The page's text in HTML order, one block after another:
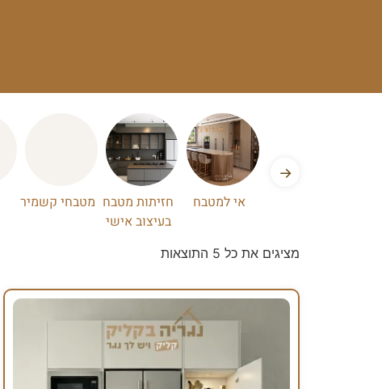
אי למטבח
חזיתות מטבח
בעיצוב אישי
מטבחי קשמיר
→
מציגים את כל ⁦5⁩ התוצאות